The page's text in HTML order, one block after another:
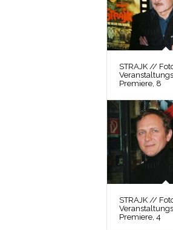
STRAJK //
Premiere, 8
STRAJK //
Premiere, 4